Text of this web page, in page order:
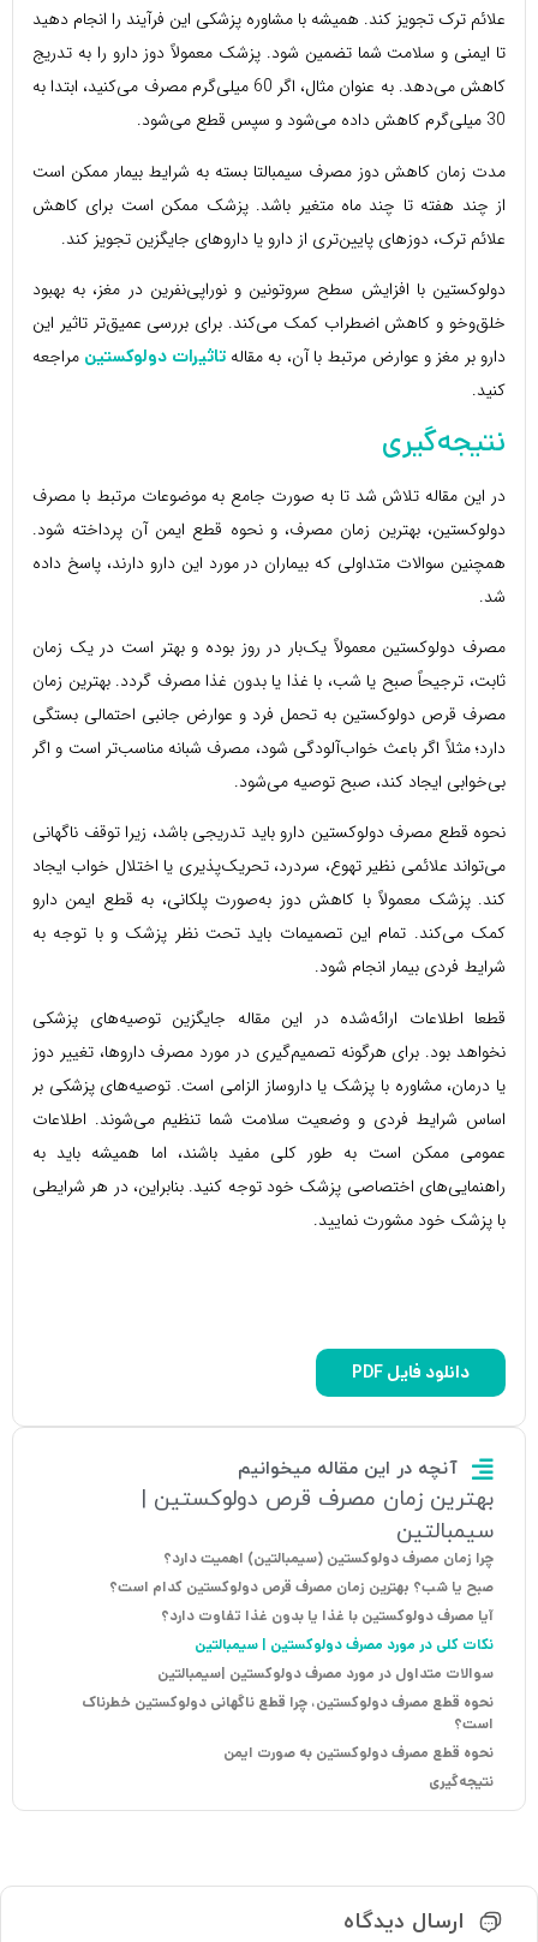
علائم ترک تجویز کند. همیشه با مشاوره پزشکی این فرآیند را انجام دهید
تا ایمنی و سلامت شما تضمین شود. پزشک معمولاً دوز دارو را به تدریج
کاهش می‌دهد. به عنوان مثال، اگر 60 میلی‌گرم مصرف می‌کنید، ابتدا به
30 میلی‌گرم کاهش داده می‌شود و سپس قطع می‌شود.
مدت زمان کاهش دوز مصرف سیمبالتا بسته به شرایط بیمار ممکن است
از چند هفته تا چند ماه متغیر باشد. پزشک ممکن است برای کاهش
علائم ترک، دوزهای پایین‌تری از دارو یا داروهای جایگزین تجویز کند.
دولوکستین با افزایش سطح سروتونین و نوراپی‌نفرین در مغز، به بهبود
خلق‌وخو و کاهش اضطراب کمک می‌کند. برای بررسی عمیق‌تر تاثیر این
دارو بر مغز و عوارض مرتبط با آن، به مقالهتاثیرات دولوکستین مراجعه
کنید.
نتیجه‌گیری
در این مقاله تلاش شد تا به صورت جامع به موضوعات مرتبط با مصرف
دولوکستین، بهترین زمان مصرف، و نحوه قطع ایمن آن پرداخته شود.
همچنین سوالات متداولی که بیماران در مورد این دارو دارند، پاسخ داده
شد.
مصرف دولوکستین معمولاً یک‌بار در روز بوده و بهتر است در یک زمان
ثابت، ترجیحاً صبح یا شب، با غذا یا بدون غذا مصرف گردد. بهترین زمان
مصرف قرص دولوکستین به تحمل فرد و عوارض جانبی احتمالی بستگی
دارد؛ مثلاً اگر باعث خواب‌آلودگی شود، مصرف شبانه مناسب‌تر است و اگر
بی‌خوابی ایجاد کند، صبح توصیه می‌شود.
نحوه قطع مصرف دولوکستین دارو باید تدریجی باشد، زیرا توقف ناگهانی
می‌تواند علائمی نظیر تهوع، سردرد، تحریک‌پذیری یا اختلال خواب ایجاد
کند. پزشک معمولاً با کاهش دوز به‌صورت پلکانی، به قطع ایمن دارو
کمک می‌کند. تمام این تصمیمات باید تحت نظر پزشک و با توجه به
شرایط فردی بیمار انجام شود.
قطعا اطلاعات ارائه‌شده در این مقاله جایگزین توصیه‌های پزشکی
نخواهد بود. برای هرگونه تصمیم‌گیری در مورد مصرف داروها، تغییر دوز
یا درمان، مشاوره با پزشک یا داروساز الزامی است. توصیه‌های پزشکی بر
اساس شرایط فردی و وضعیت سلامت شما تنظیم می‌شوند. اطلاعات
عمومی ممکن است به طور کلی مفید باشند، اما همیشه باید به
راهنمایی‌های اختصاصی پزشک خود توجه کنید. بنابراین، در هر شرایطی
با پزشک خود مشورت نمایید.
دانلود فایل PDF
آنچه در این مقاله میخوانیم
بهترین زمان مصرف قرص دولوکستین |
سیمبالتین
چرا زمان مصرف دولوکستین (سیمبالتین) اهمیت دارد؟
صبح یا شب؟ بهترین زمان مصرف قرص دولوکستین کدام است؟
آیا مصرف دولوکستین با غذا یا بدون غذا تفاوت دارد؟
نکات کلی در مورد مصرف دولوکستین | سیمبالتین
سوالات متداول در مورد مصرف دولوکستین |سیمبالتین
نحوه قطع مصرف دولوکستین، چرا قطع ناگهانی دولوکستین خطرناک
است؟
نحوه قطع مصرف دولوکستین به صورت ایمن
نتیجه‌گیری
ارسال دیدگاه